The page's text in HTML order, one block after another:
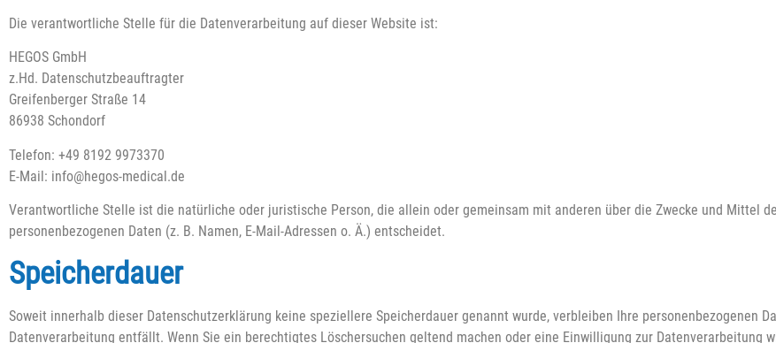
Die verantwortliche Stelle für die Datenverarbeitung auf dieser Website ist:
HEGOS GmbH
z.Hd. Datenschutzbeauftragter
Greifenberger Straße 14
86938 Schondorf
Telefon: +49 8192 9973370
E-Mail: info@hegos-medical.de
Verantwortliche Stelle ist die natürliche oder juristische Person, die allein oder gemeinsam mit anderen über die Zwecke und Mittel
personenbezogenen Daten (z. B. Namen, E-Mail-Adressen o. Ä.) entscheidet.
Speicherdauer
Soweit innerhalb dieser Datenschutzerklärung keine speziellere Speicherdauer genannt wurde, verbleiben Ihre personenbezogenen
Datenverarbeitung entfällt. Wenn Sie ein berechtigtes Löschersuchen geltend machen oder eine Einwilligung zur Datenverarbeitung